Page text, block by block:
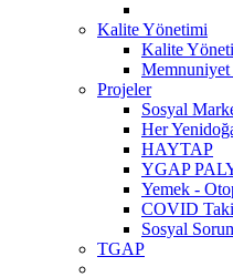
Kalite Yönetimi
Kalite
Projeler
Sosyal
Her
HAYTAP
YGAP
Yemek -
COVID
Sosyal
TGAP